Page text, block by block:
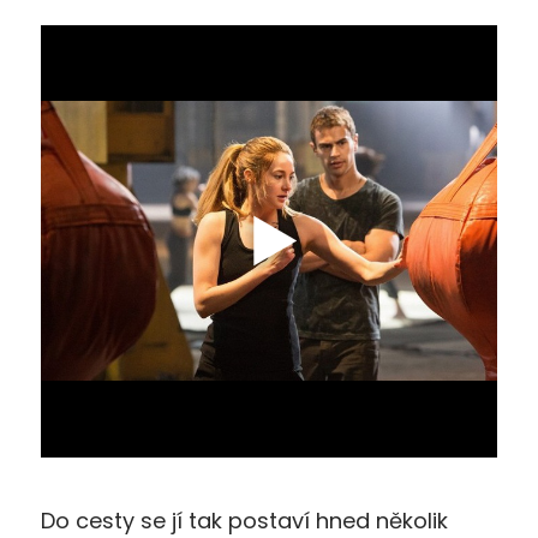
Do cesty se jí tak postaví hned několik